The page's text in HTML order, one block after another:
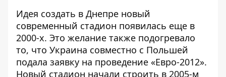
Идея создать в Днепре новый
современный стадион появилась еще в
2000-х. Это желание также подогревало
то, что Украина совместно с Польшей
подала заявку на проведение «Евро-2012».
Новый стадион начали строить в 2005-м